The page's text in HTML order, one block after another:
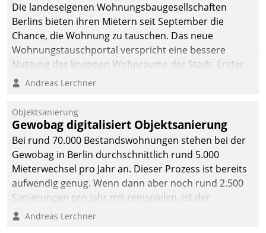
Die landeseigenen Wohnungsbaugesellschaften
Berlins bieten ihren Mietern seit September die
Chance, die Wohnung zu tauschen. Das neue
Wohnungstauschportal verspricht eine bessere
Nutzung des knappen Wohnraums der Stadt. Erster
Anwendungsfall für Datatrains Lösung API-Hub mit
Unternehmen.
Andreas Lerchner
Objektsanierung
Gewobag digitalisiert Objektsanierung
Bei rund 70.000 Bestandswohnungen stehen bei der
Gewobag in Berlin durchschnittlich rund 5.000
Mieterwechsel pro Jahr an. Dieser Prozess ist bereits
aufwendig genug. Wenn dann aber noch rund 2.500
Sanierungen pro Jahr mit reinspielen, ist der
Betreuungs- und Organisationsaufwand immens. Im
Andreas Lerchner